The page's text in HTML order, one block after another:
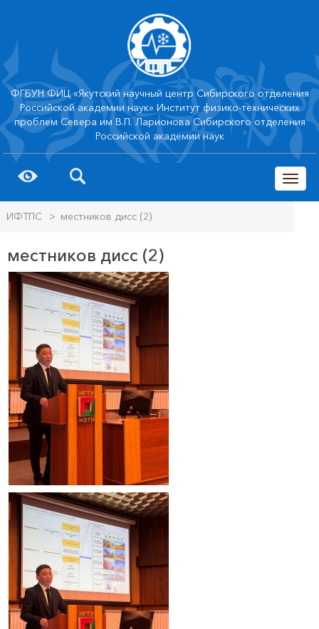
ФГБУН ФИЦ «Якутский научный центр Сибирского отделения
Российской академии наук» Институт физико-технических
проблем Севера им В.П. Ларионова Сибирского отделения
Российской академии наук
trk
ИФТПС > местников дисс (2)
местников дисс (2)